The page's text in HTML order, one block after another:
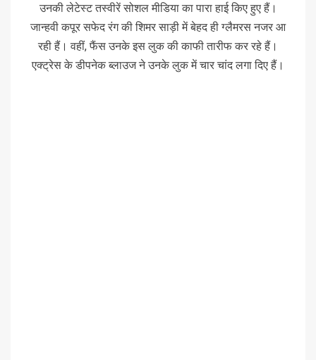
उनकी लेटेस्ट तस्वीरें सोशल मीडिया का पारा हाई किए हुए हैं।
जान्हवी कपूर सफेद रंग की शिमर साड़ी में बेहद ही ग्लैमरस नजर आ
रही हैं। वहीं, फैंस उनके इस लुक की काफी तारीफ कर रहे हैं।
एक्ट्रेस के डीपनेक ब्लाउज ने उनके लुक में चार चांद लगा दिए हैं।